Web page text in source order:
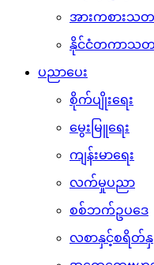
အားကစားသတ
နိုင်ငံတကာသတ
ပညာပေး
စိုက်ပျိုးရေး
မွေးမြူရေး
ကျန်းမာရေး
လက်မှုပညာ
စစ်ဘက်ဥပဒေ
လစာနှင့်စရိတ်နှု